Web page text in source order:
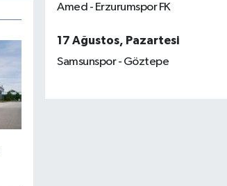
Amed - Erzurumspor FK
17 Ağustos, Pazartesi
Samsunspor - Göztepe